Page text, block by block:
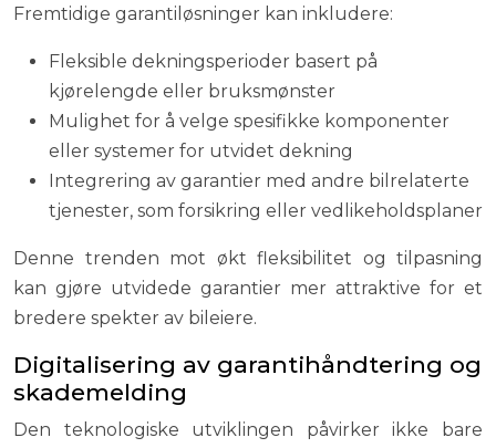
Fremtidige garantiløsninger kan inkludere:
Fleksible dekningsperioder basert på
kjørelengde eller bruksmønster
Mulighet for å velge spesifikke komponenter
eller systemer for utvidet dekning
Integrering av garantier med andre bilrelaterte
tjenester, som forsikring eller vedlikeholdsplaner
Denne trenden mot økt fleksibilitet og tilpasning
kan gjøre utvidede garantier mer attraktive for et
bredere spekter av bileiere.
Digitalisering av garantihåndtering og
skademelding
Den teknologiske utviklingen påvirker ikke bare